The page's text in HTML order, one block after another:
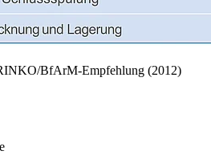
BfArM-Empfehlung (2012)